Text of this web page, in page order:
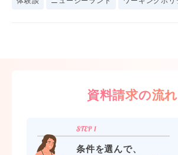
資料請求の流れ
条件を選んで、